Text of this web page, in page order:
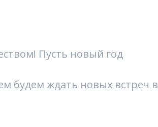
Пусть новый год
будем ждать новых встреч в